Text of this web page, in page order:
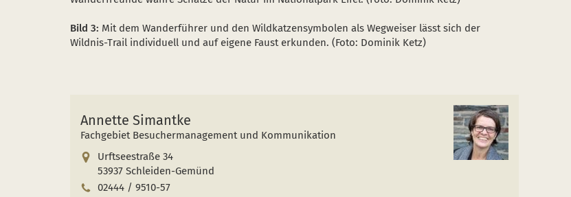
Bild 3: Mit dem Wanderführer und den Wildkatzensymbolen als Wegweiser lässt sich der
Wildnis-Trail individuell und auf eigene Faust erkunden. (Foto: Dominik Ketz)
Annette Simantke
Fachgebiet Besuchermanagement und Kommunikation
Urftseestraße 34
53937 Schleiden-Gemünd
02444 / 9510-57